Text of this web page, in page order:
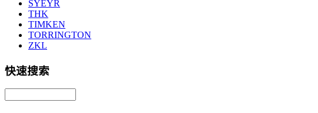
SYEYR
THK
TIMKEN
TORRINGTON
ZKL
快速搜索